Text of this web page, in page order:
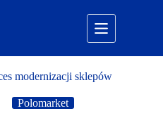
modernizacji sklepów
Polomarket